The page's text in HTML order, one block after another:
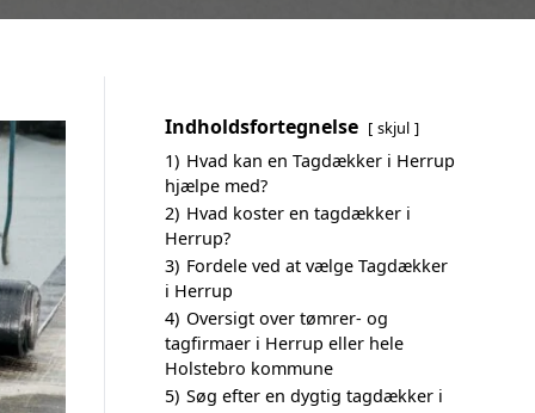
Indholdsfortegnelse skjul
1) Hvad kan en Tagdækker i Herrup
hjælpe med?
2) Hvad koster en tagdækker i
Herrup?
3) Fordele ved at vælge Tagdækker
i Herrup
4) Oversigt over tømrer- og
tagfirmaer i Herrup eller hele
Holstebro kommune
5) Søg efter en dygtig tagdækker i